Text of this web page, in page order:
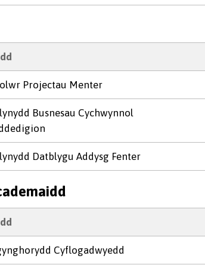
Projectau Menter
Busnesau Cychwynnol
Datblygu Addysg Fenter
Cyflogadwyedd